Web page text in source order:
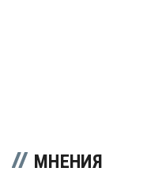
МНЕНИЯ